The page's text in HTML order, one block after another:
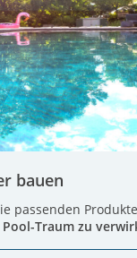
bauen
passenden
Traum zu